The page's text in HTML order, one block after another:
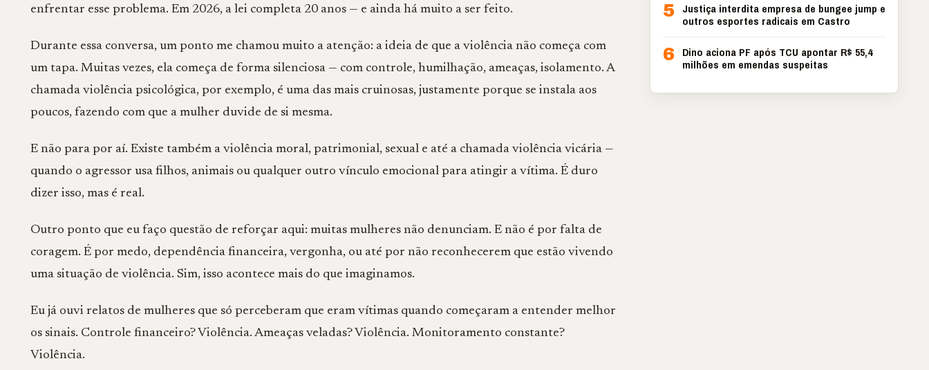
enfrentar esse problema. Em 2026, a lei completa 20 anos — e ainda há muito a ser feito.
Durante essa conversa, um ponto me chamou muito a atenção: a ideia de que a violência não começa com
um tapa. Muitas vezes, ela começa de forma silenciosa — com controle, humilhação, ameaças, isolamento. A
chamada violência psicológica, por exemplo, é uma das mais cruinosas, justamente porque se instala aos
poucos, fazendo com que a mulher duvide de si mesma.
E não para por aí. Existe também a violência moral, patrimonial, sexual e até a chamada violência vicária —
quando o agressor usa filhos, animais ou qualquer outro vínculo emocional para atingir a vítima. É duro
dizer isso, mas é real.
Outro ponto que eu faço questão de reforçar aqui: muitas mulheres não denunciam. E não é por falta de
coragem. É por medo, dependência financeira, vergonha, ou até por não reconhecerem que estão vivendo
uma situação de violência. Sim, isso acontece mais do que imaginamos.
Eu já ouvi relatos de mulheres que só perceberam que eram vítimas quando começaram a entender melhor
os sinais. Controle financeiro? Violência. Ameaças veladas? Violência. Monitoramento constante?
Violência.
5 Justiça interdita empresa de bungee jump e
outros esportes radicais em Castro
6 Dino aciona PF após TCU apontar R$ 55,4
milhões em emendas suspeitas